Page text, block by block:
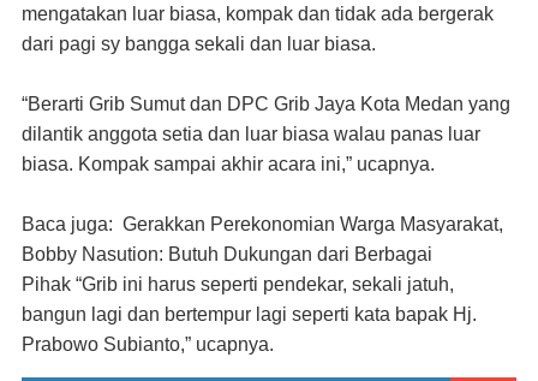
mengatakan luar biasa, kompak dan tidak ada bergerak
dari pagi sy bangga sekali dan luar biasa.
“Berarti Grib Sumut dan DPC Grib Jaya Kota Medan yang
dilantik anggota setia dan luar biasa walau panas luar
biasa. Kompak sampai akhir acara ini,” ucapnya.
Baca juga: Gerakkan Perekonomian Warga Masyarakat,
Bobby Nasution: Butuh Dukungan dari Berbagai
Pihak “Grib ini harus seperti pendekar, sekali jatuh,
bangun lagi dan bertempur lagi seperti kata bapak Hj.
Prabowo Subianto,” ucapnya.